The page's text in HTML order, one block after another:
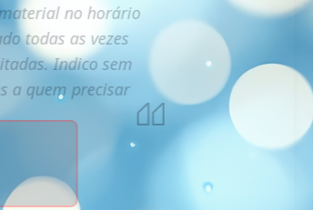
no horário
todas as vezes
Indico sem
a quem precisar